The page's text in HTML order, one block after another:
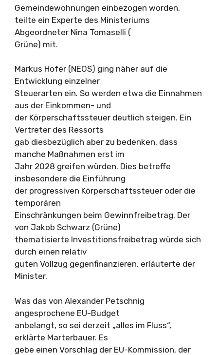
Gemeindewohnungen einbezogen worden,
teilte ein Experte des Ministeriums
Abgeordneter Nina Tomaselli (
Grüne) mit.
Markus Hofer (NEOS) ging näher auf die
Entwicklung einzelner
Steuerarten ein. So werden etwa die Einnahmen
aus der Einkommen- und
der Körperschaftssteuer deutlich steigen. Ein
Vertreter des Ressorts
gab diesbezüglich aber zu bedenken, dass
manche Maßnahmen erst im
Jahr 2028 greifen würden. Dies betreffe
insbesondere die Einführung
der progressiven Körperschaftssteuer oder die
temporären
Einschränkungen beim Gewinnfreibetrag. Der
von Jakob Schwarz (Grüne)
thematisierte Investitionsfreibetrag würde sich
durch einen relativ
guten Vollzug gegenfinanzieren, erläuterte der
Minister.
Was das von Alexander Petschnig
angesprochene EU-Budget
anbelangt, so sei derzeit „alles im Fluss“,
erklärte Marterbauer. Es
gebe einen Vorschlag der EU-Kommission, der